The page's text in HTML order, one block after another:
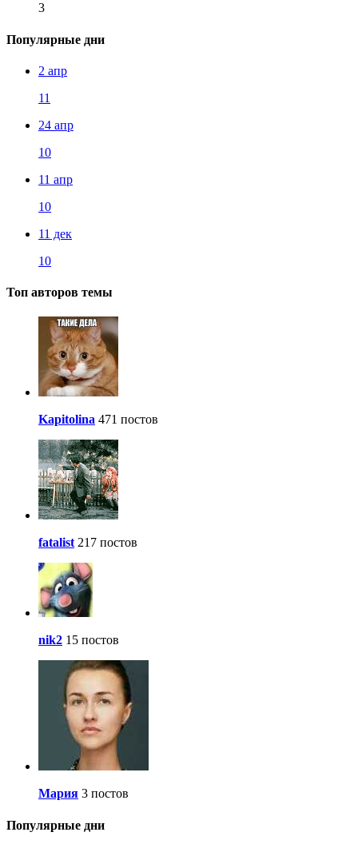
3
Популярные дни
2 апр
11
24 апр
10
11 апр
10
11 дек
10
Топ авторов темы
Kapitolina 471 постов
fatalist 217 постов
nik2 15 постов
Мария 3 постов
Популярные дни